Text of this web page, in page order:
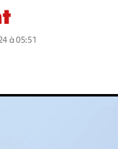
à 05:51